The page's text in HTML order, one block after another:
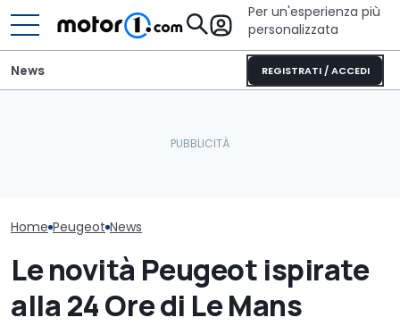
Per un'esperienza più
personalizzata
REGISTRATI / ACCEDI
News
Home Peugeot News
Le novità Peugeot ispirate
alla 24 Ore di Le Mans